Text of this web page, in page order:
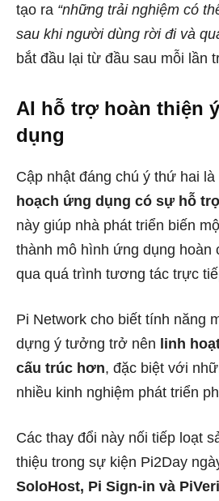
tạo ra “những trải nghiệm có
sau khi người dùng rời đi và
bắt đầu lại từ đầu sau mỗi lần
AI hỗ trợ hoàn thiện
dụng
Cập nhật đáng chú ý thứ hai là
hoạch ứng dụng có sự hỗ
này giúp nhà phát triển biến
thành mô hình ứng dụng hoàn
qua quá trình tương tác trực
Pi Network cho biết tính năng
dựng ý tưởng trở nên linh
cấu trúc hơn, đặc biệt với
nhiều kinh nghiệm phát triển
Các thay đổi này nối tiếp loạt
thiệu trong sự kiện Pi2Day
SoloHost, Pi Sign-in và